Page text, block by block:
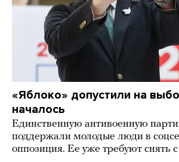
«Яблоко» допустили на
началось
Единственную антивоенную
поддержали молодые люди в
оппозиция. Ее уже требуют снять